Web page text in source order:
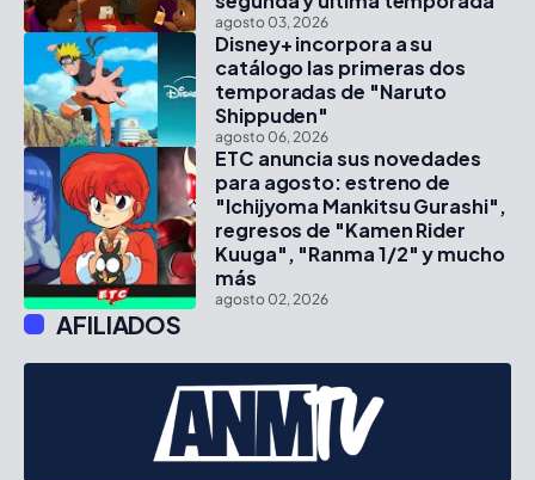
agosto 03, 2026
Disney+ incorpora a su
catálogo las primeras dos
temporadas de "Naruto
Shippuden"
agosto 06, 2026
ETC anuncia sus novedades
para agosto: estreno de
"Ichijyoma Mankitsu Gurashi",
regresos de "Kamen Rider
Kuuga", "Ranma 1/2" y mucho
más
agosto 02, 2026
AFILIADOS